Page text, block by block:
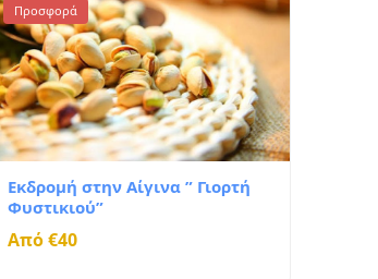
Προσφορά
Εκδρομή στην Αίγινα ” Γιορτή
Φυστικιού”
Από €40